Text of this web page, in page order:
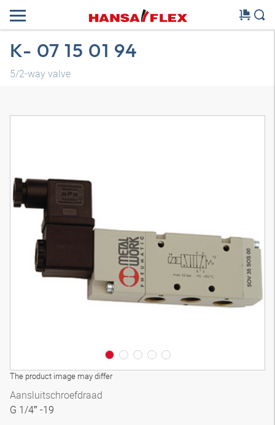
K- 07 15 01 94
5/2-way valve
The product image may differ
3D-model
Aansluitschroefdraad
G 1/4″ -19